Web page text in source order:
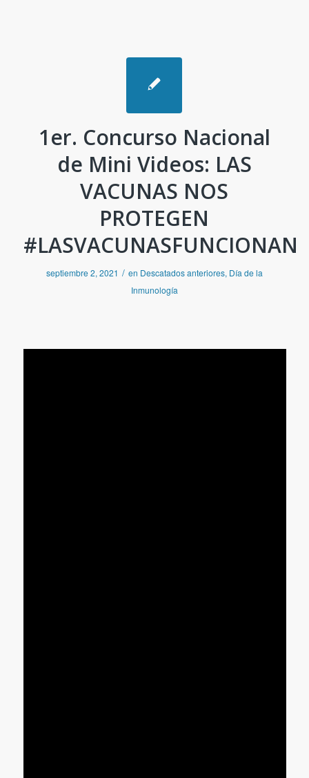
1er. Concurso Nacional
de Mini Videos: LAS
VACUNAS NOS
PROTEGEN
#LASVACUNASFUNCIONAN
septiembre 2, 2021 / en Descatados anteriores, Día de la
Inmunología